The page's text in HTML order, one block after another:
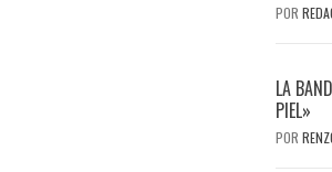
POR
LA
PIEL»
POR